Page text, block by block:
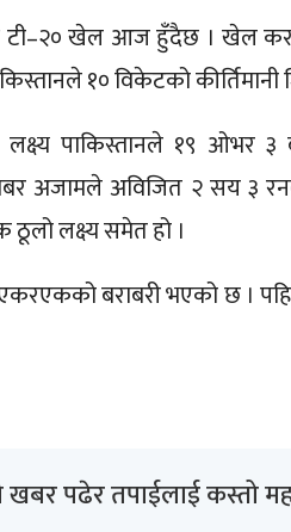
टी–२० खेल आज हुँदैछ । खेल
१० विकेटको
पाकिस्तानले १९ ओभर ३
अजामले अविजित २ सय ३
ठूलो लक्ष्य समेत हो ।
बराबरी भएको छ ।
खबर पढेर तपाईलाई कस्तो